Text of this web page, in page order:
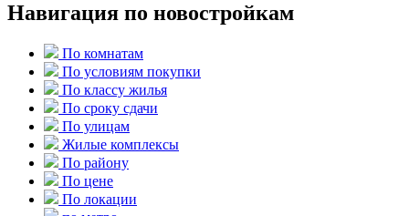
Навигация по новостройкам
По комнатам
По условиям покупки
По классу жилья
По сроку сдачи
По улицам
Жилые комплексы
По району
По цене
По локации